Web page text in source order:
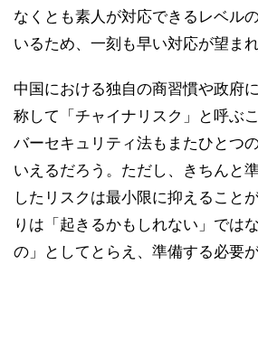
なくとも素人が対応できるレベル
いるため、一刻も早い対応が望まれ
中国における独自の商習慣や政府
称して「チャイナリスク」と呼ぶ
バーセキュリティ法もまたひとつ
いえるだろう。ただし、きちんと
したリスクは最小限に抑えること
りは「起きるかもしれない」では
の」としてとらえ、準備する必要